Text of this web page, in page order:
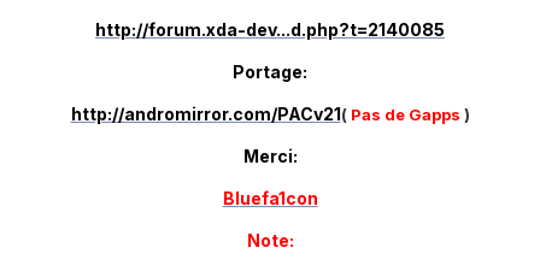
http://forum.xda-dev...d.php?t=2140085
Portage:
http://andromirror.com/PACv21(Pas de Gapps )
Merci:
Bluefa1con
Note: